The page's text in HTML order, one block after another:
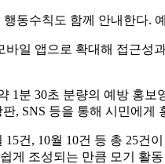
동수칙도 함께 안내한다.
일 앱으로 확대해 접근
1분 30초 분량의 예방 홍
, SNS 등을 통해 시민에게
건, 10월 10건 등 총 25
게 조성되는 만큼 모기 활